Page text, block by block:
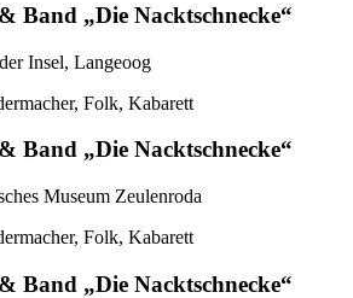
Band „Die Nacktschnecke“
Insel, Langeoog
Folk, Kabarett
Band „Die Nacktschnecke“
Museum Zeulenroda
Folk, Kabarett
Band „Die Nacktschnecke“